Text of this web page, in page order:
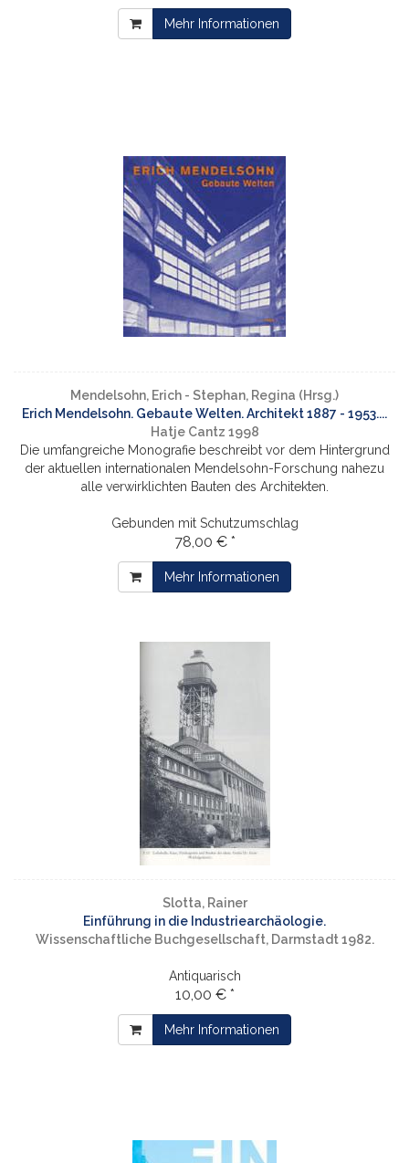
Mehr Informationen
Mendelsohn, Erich - Stephan, Regina (Hrsg.)
Erich Mendelsohn. Gebaute Welten. Architekt 1887 - 1953....
Hatje Cantz 1998
Die umfangreiche Monografie beschreibt vor dem Hintergrund
der aktuellen internationalen Mendelsohn-Forschung nahezu
alle verwirklichten Bauten des Architekten.
Gebunden mit Schutzumschlag
78,00 € *
Mehr Informationen
Slotta, Rainer
Einführung in die Industriearchäologie.
Wissenschaftliche Buchgesellschaft, Darmstadt 1982.
Antiquarisch
10,00 € *
Mehr Informationen